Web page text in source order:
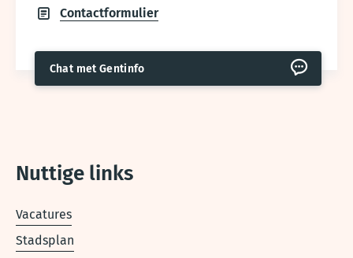
Contactformulier
Chat met Gentinfo
Nuttige links
Vacatures
Stadsplan